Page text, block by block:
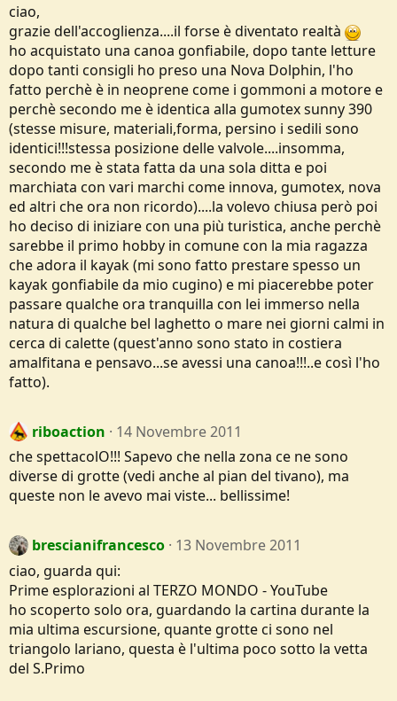
ciao,
grazie dell'accoglienza....il forse è diventato realtà
ho acquistato una canoa gonfiabile, dopo tante letture
dopo tanti consigli ho preso una Nova Dolphin, l'ho
fatto perchè è in neoprene come i gommoni a motore e
perchè secondo me è identica alla gumotex sunny 390
(stesse misure, materiali,forma, persino i sedili sono
identici!!!stessa posizione delle valvole....insomma,
secondo me è stata fatta da una sola ditta e poi
marchiata con vari marchi come innova, gumotex, nova
ed altri che ora non ricordo)....la volevo chiusa però poi
ho deciso di iniziare con una più turistica, anche perchè
sarebbe il primo hobby in comune con la mia ragazza
che adora il kayak (mi sono fatto prestare spesso un
kayak gonfiabile da mio cugino) e mi piacerebbe poter
passare qualche ora tranquilla con lei immerso nella
natura di qualche bel laghetto o mare nei giorni calmi in
cerca di calette (quest'anno sono stato in costiera
amalfitana e pensavo...se avessi una canoa!!!..e così l'ho
fatto).
riboaction
14 Novembre 2011
che spettacolO!!! Sapevo che nella zona ce ne sono
diverse di grotte (vedi anche al pian del tivano), ma
queste non le avevo mai viste... bellissime!
brescianifrancesco 13 Novembre 2011
ciao, guarda qui:
Prime esplorazioni al TERZO MONDO - YouTube
ho scoperto solo ora, guardando la cartina durante la
mia ultima escursione, quante grotte ci sono nel
triangolo lariano, questa è l'ultima poco sotto la vetta
del S.Primo